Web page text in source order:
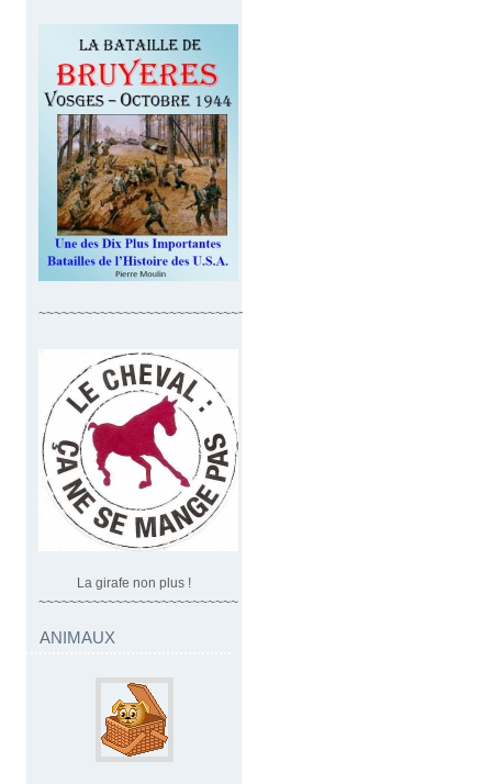
~~~~~~~~~~~~~~~~~~~~~~~~~~~~
La girafe non plus !
~~~~~~~~~~~~~~~~~~~~~~~~~~
ANIMAUX